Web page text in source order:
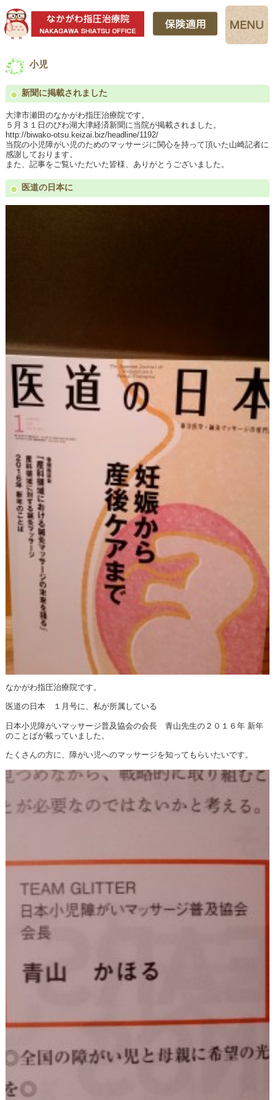
小児
新聞に掲載されました
大津市瀬田のなかがわ指圧治療院です。
５月３１日のびわ湖大津経済新聞に当院が掲載されました。
http://biwako-otsu.keizai.biz/headline/1192/
当院の小児障がい児のためのマッサージに関心を持って頂いた山崎記者に
感謝しております。
また、記事をご覧いただいた皆様、ありがとうございました。
医道の日本に
なかがわ指圧治療院です。
医道の日本 １月号に、私が所属している
日本小児障がいマッサージ普及協会の会長 青山先生の２０１６年 新年
のことばが載っていました。
たくさんの方に、障がい児へのマッサージを知ってもらいたいです。